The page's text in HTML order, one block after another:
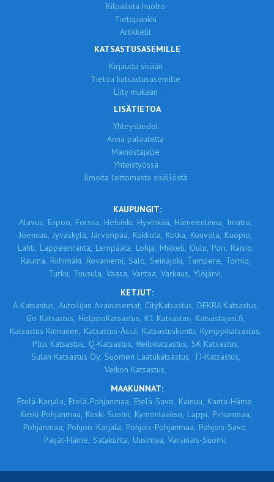
Kilpailuta huolto
Tietopankki
Artikkelit
KATSASTUSASEMILLE
Kirjaudu sisään
Tietoa katsastusasemille
Liity mukaan
LISÄTIETOA
Yhteystiedot
Anna palautetta
Mainostajalle
Yhteistyössä
Ilmoita laittomasta sisällöstä
KAUPUNGIT:
Alavus, Espoo, Forssa, Helsinki, Hyvinkää, Hämeenlinna, Imatra,
Joensuu, Jyväskylä, Järvenpää, Kokkola, Kotka, Kouvola, Kuopio,
Lahti, Lappeenranta, Lempäälä, Lohja, Mikkeli, Oulu, Pori, Raisio,
Rauma, Riihimäki, Rovaniemi, Salo, Seinäjoki, Tampere, Tornio,
Turku, Tuusula, Vaasa, Vantaa, Varkaus, Ylöjärvi,
KETJUT:
A-Katsastus, Autoilijan Avainasemat, CityKatsastus, DEKRA Katsastus,
Go-Katsastus, HelppoKatsastus, K1 Katsastus, Katsastajasi.fi,
Katsastus Kinnunen, Katsastus-Ässä, Katsastuskontti, Kymppikatsastus,
Plus Katsastus, Q-Katsastus, Reilukatsastus, SK Katsastus,
Sulan Katsastus Oy, Suomen Laatukatsastus, TJ-Katsastus,
Veikon Katsastus,
MAAKUNNAT:
Etelä-Karjala, Etelä-Pohjanmaa, Etelä-Savo, Kainuu, Kanta-Häme,
Keski-Pohjanmaa, Keski-Suomi, Kymenlaakso, Lappi, Pirkanmaa,
Pohjanmaa, Pohjois-Karjala, Pohjois-Pohjanmaa, Pohjois-Savo,
Päijät-Häme, Satakunta, Uusimaa, Varsinais-Suomi,